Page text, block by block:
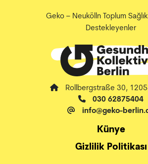
Geko – Neukölln Toplum
Destekleyenler
Rollbergstraße 30,
030 62875404
info@geko-
Künye
Gizlilik Politikası